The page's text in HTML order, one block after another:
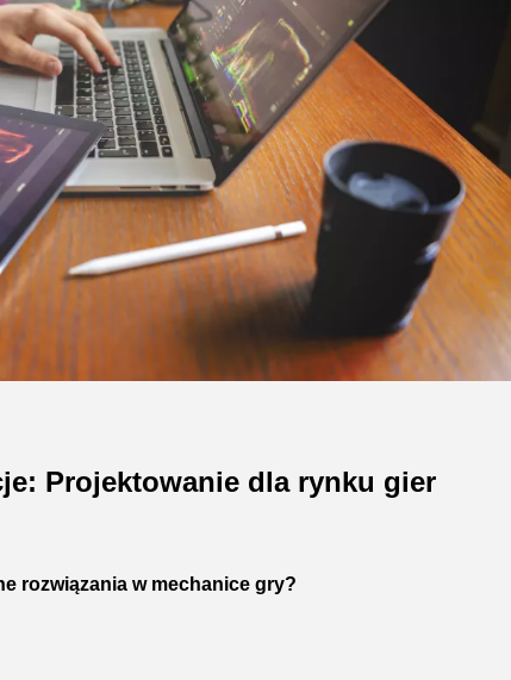
Projektowanie dla rynku gier
rozwiązania w mechanice gry?